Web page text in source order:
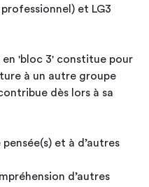
et LG3
'bloc 3' constitue pour
à un autre groupe
dès lors à sa
et à d’autres
d’autres